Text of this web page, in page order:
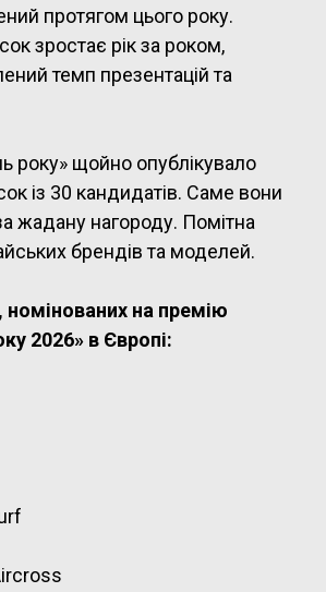
протягом цього року.
зростає рік за роком,
темп презентацій та
року» щойно опублікувало
із 30 кандидатів. Саме вони
жадану нагороду. Помітна
брендів та моделей.
номінованих на премію
2026» в Європі: